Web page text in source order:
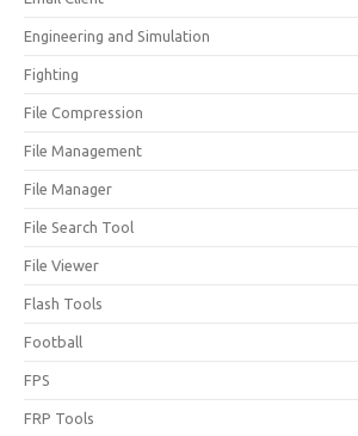
Engineering and Simulation
Fighting
File Compression
File Management
File Manager
File Search Tool
File Viewer
Flash Tools
Football
FPS
FRP Tools